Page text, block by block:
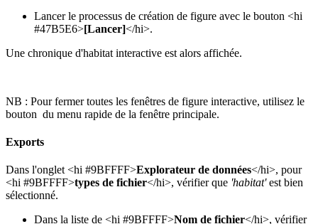
Lancer le processus de création de figure avec le bouton <hi
#47B5E6>[Lancer]</hi>.
Une chronique d'habitat interactive est alors affichée.
NB : Pour fermer toutes les fenêtres de figure interactive, utilisez le
bouton du menu rapide de la fenêtre principale.
Exports
Dans l'onglet <hi #9BFFFF>Explorateur de données</hi>, pour
<hi #9BFFFF>types de fichier</hi>, vérifier que 'habitat'est bien
sélectionné.
Dans la liste de <hi #9BFFFF>Nom de fichier</hi>, vérifier